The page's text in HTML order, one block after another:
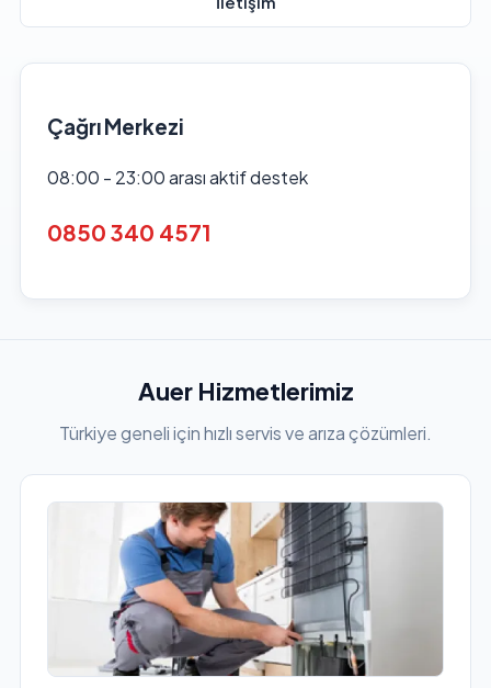
Çağrı Merkezi
08:00 - 23:00 arası aktif destek
0850 340 4571
Auer Hizmetlerimiz
Türkiye geneli için hızlı servis ve arıza çözümleri.